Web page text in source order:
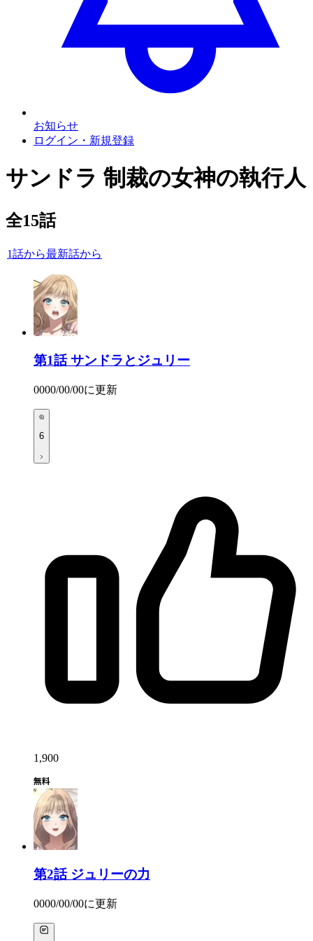
お知らせ
ログイン・新規登録
サンドラ 制裁の女神の執行人
全15話
1話から最新話から
第1話 サンドラとジュリー
0000/00/00に更新
6
1,900
第2話 ジュリーの力
0000/00/00に更新